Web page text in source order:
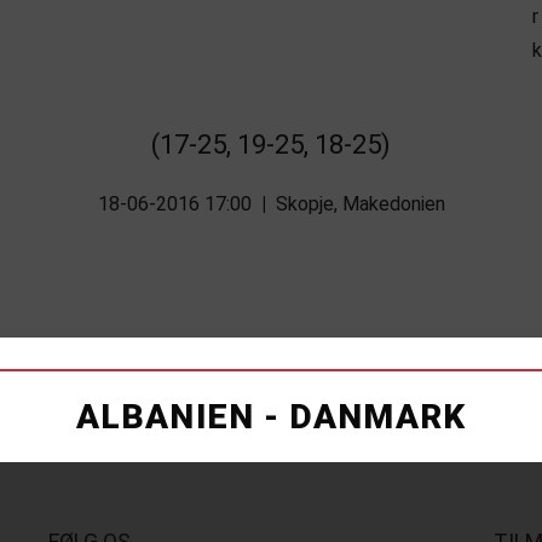
(17-25, 19-25, 18-25)
18-06-2016 17:00 Skopje, Makedonien
ALBANIEN - DANMARK